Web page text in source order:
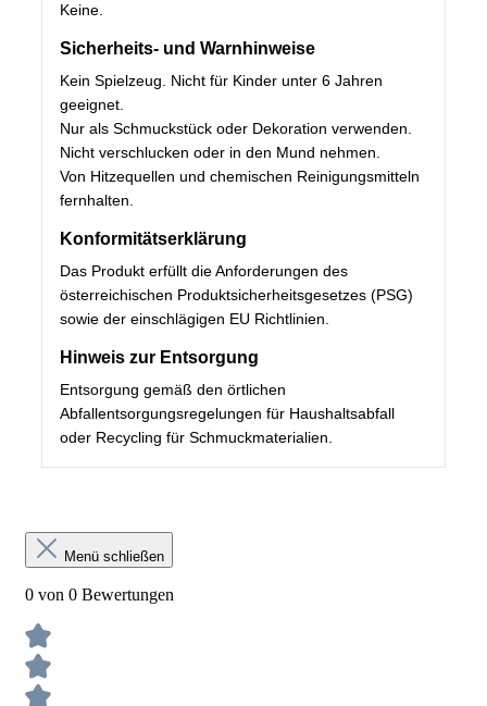
Keine.
Sicherheits- und Warnhinweise
Kein Spielzeug. Nicht für Kinder unter 6 Jahren
geeignet.
Nur als Schmuckstück oder Dekoration verwenden.
Nicht verschlucken oder in den Mund nehmen.
Von Hitzequellen und chemischen Reinigungsmitteln
fernhalten.
Konformitätserklärung
Das Produkt erfüllt die Anforderungen des
österreichischen Produktsicherheitsgesetzes (PSG)
sowie der einschlägigen EU Richtlinien.
Hinweis zur Entsorgung
Entsorgung gemäß den örtlichen
Abfallentsorgungsregelungen für Haushaltsabfall
oder Recycling für Schmuckmaterialien.
Menü schließen
0 von 0 Bewertungen